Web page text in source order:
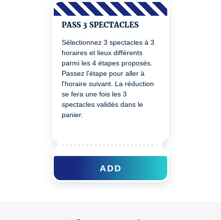
PASS 3 SPECTACLES
Sélectionnez 3 spectacles à 3
horaires et lieux différents
parmi les 4 étapes proposés.
Passez l'étape pour aller à
l'horaire suivant. La réduction
se fera une fois les 3
spectacles validés dans le
panier.
ADD